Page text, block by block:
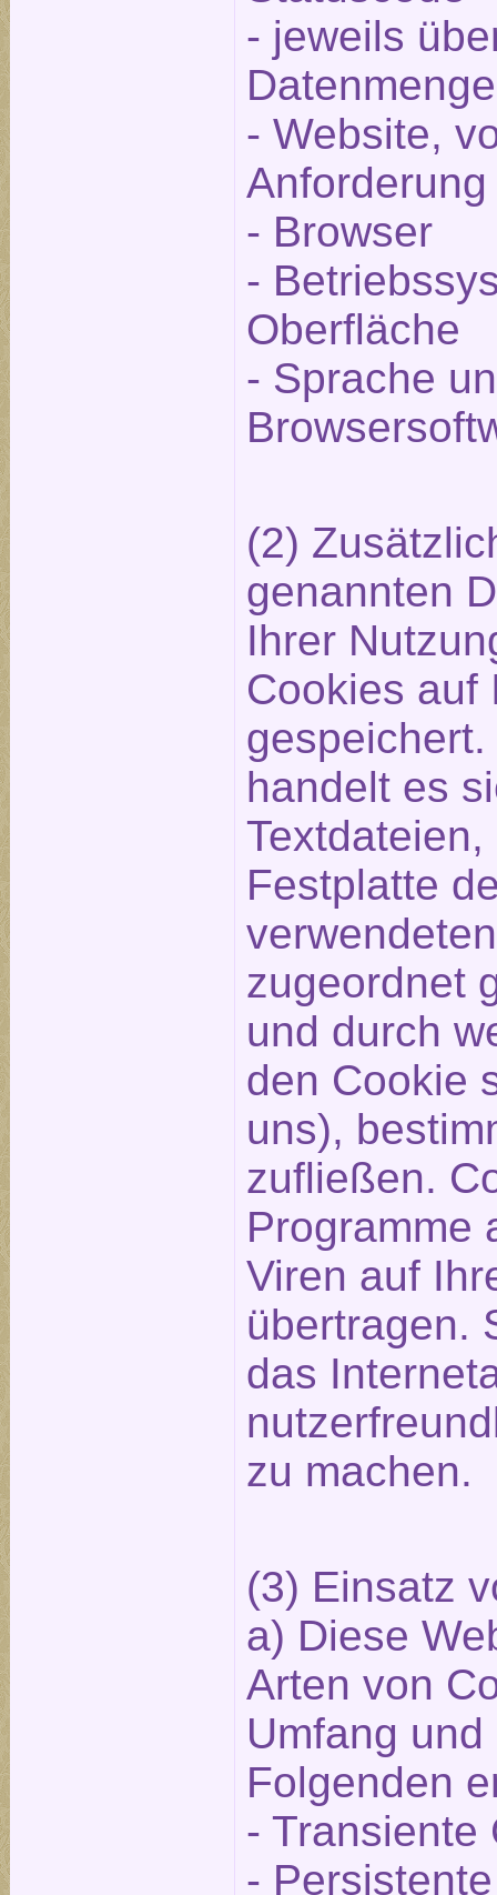
- jeweils
Datenmenge
- Website,
- Browser
-
Oberfläche
- Sprache
(2)
genannten
Ihrer
Cookies auf
handelt es
Festplatte
zugeordnet
und durch
den Cookie
uns),
zufließen.
Programme
Viren auf
übertragen.
das
zu machen.
(3) Einsatz
a) Diese
Arten von
Umfang
Folgenden
- Transiente
-